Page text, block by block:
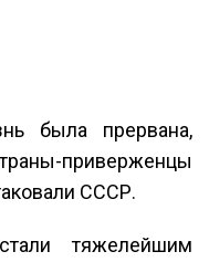
была прервана,
приверженцы
СССР.
тяжелейшим